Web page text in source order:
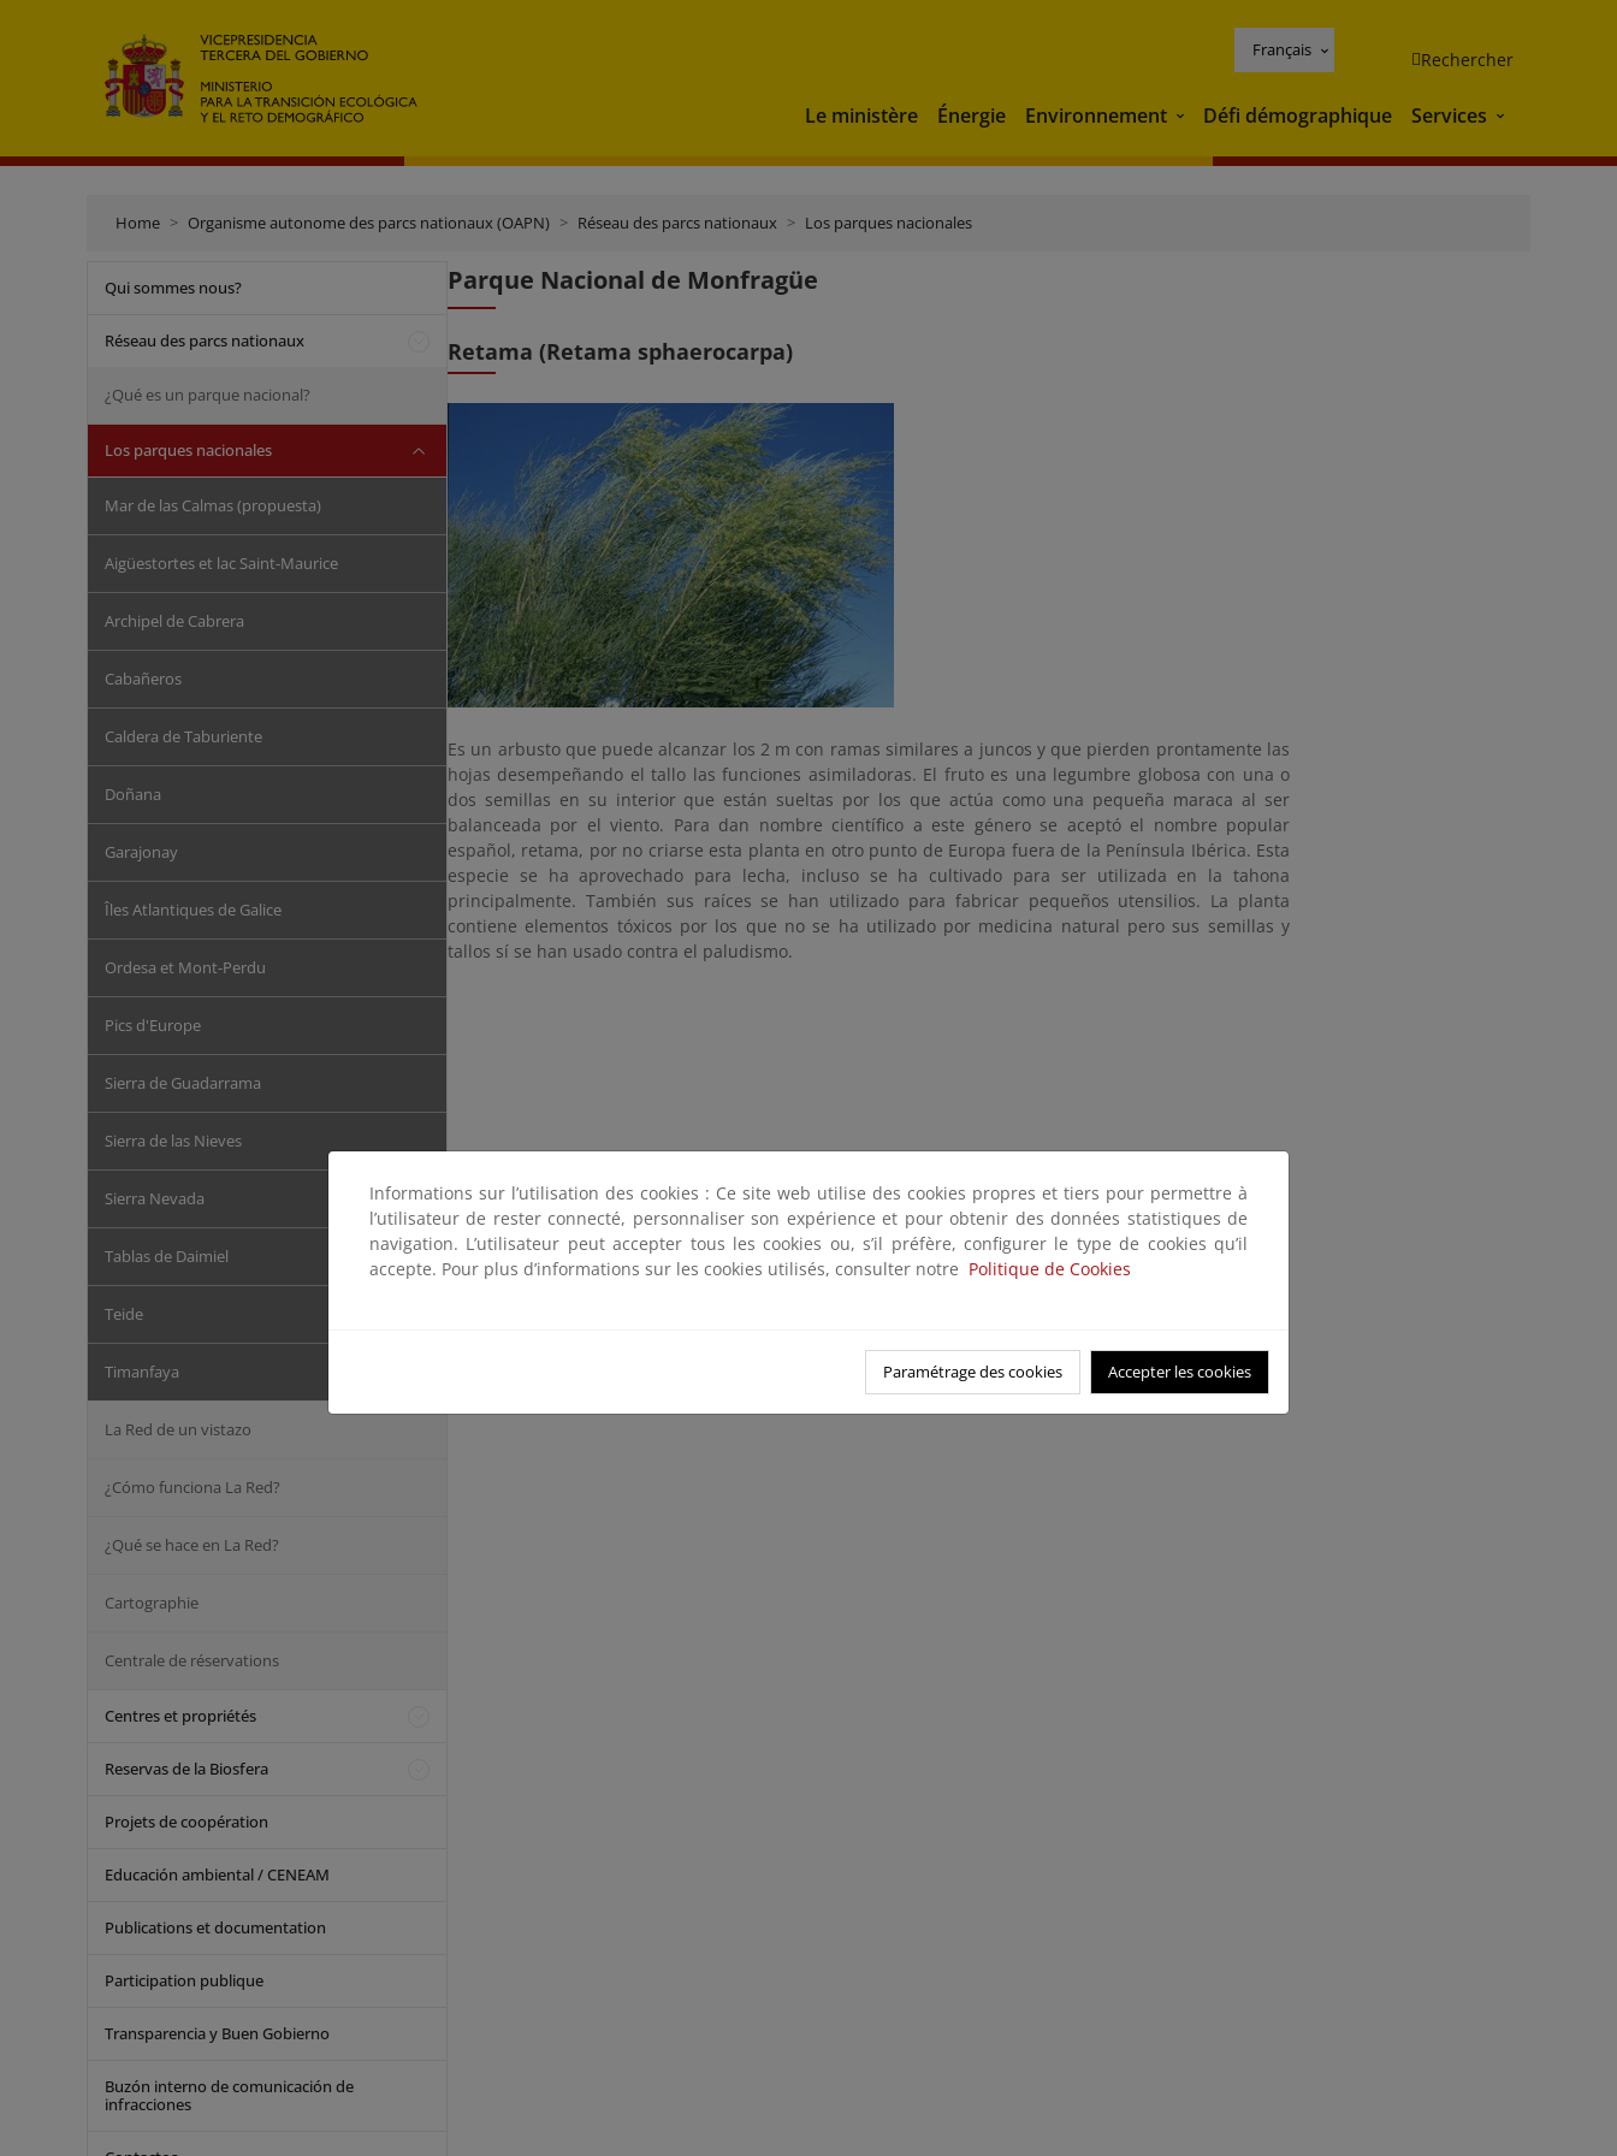
Français Rechercher
Le ministère Énergie Environnement Environnement
Défi démographique Services Services
Home Organisme autonome des parcs nationaux (OAPN) Réseau des parcs nationaux Los parques nacionales
Qui sommes nous?
Réseau des parcs nationaux
¿Qué es un parque nacional?
Los parques nacionales
Mar de las Calmas (propuesta)
Aigüestortes et lac Saint-Maurice
Archipel de Cabrera
Cabañeros
Caldera de Taburiente
Doñana
Garajonay
Îles Atlantiques de Galice
Ordesa et Mont-Perdu
Pics d'Europe
Sierra de Guadarrama
Sierra de las Nieves
Sierra Nevada
Tablas de Daimiel
Teide
Timanfaya
La Red de un vistazo
¿Cómo funciona La Red?
¿Qué se hace en La Red?
Cartographie
Centrale de réservations
Centres et propriétés
Reservas de la Biosfera
Projets de coopération
Educación ambiental / CENEAM
Publications et documentation
Participation publique
Transparencia y Buen Gobierno
Buzón interno de comunicación de
infracciones
Parque Nacional de Monfragüe
Retama (Retama sphaerocarpa)
Es un arbusto que puede alcanzar los 2 m con ramas similares a juncos y que pierden prontamente las
hojas desempeñando el tallo las funciones asimiladoras. El fruto es una legumbre globosa con una o
dos semillas en su interior que están sueltas por los que actúa como una pequeña maraca al ser
balanceada por el viento. Para dan nombre científico a este género se aceptó el nombre popular
español, retama, por no criarse esta planta en otro punto de Europa fuera de la Península Ibérica. Esta
especie se ha aprovechado para lecha, incluso se ha cultivado para ser utilizada en la tahona
principalmente. También sus raíces se han utilizado para fabricar pequeños utensilios. La planta
contiene elementos tóxicos por los que no se ha utilizado por medicina natural pero sus semillas y
tallos sí se han usado contra el paludismo.
Informations sur l’utilisation des cookies : Ce site web utilise des cookies propres et tiers pour permettre à
l’utilisateur de rester connecté, personnaliser son expérience et pour obtenir des données statistiques de
navigation. L’utilisateur peut accepter tous les cookies ou, s’il préfère, configurer le type de cookies qu’il
accepte. Pour plus d’informations sur les cookies utilisés, consulter notre Politique de Cookies
Paramétrage des cookies Accepter les cookies